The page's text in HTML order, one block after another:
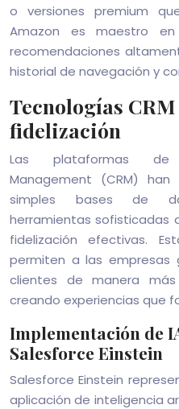
o versiones premium
Amazon es maestro
recomendaciones
historial de navegación y
Tecnologías
fidelización
Las plataformas de
Management (CRM)
simples bases de
herramientas sofisticadas
fidelización efectivas.
permiten a las empresas
clientes de manera
creando experiencias que
Implementación de
Salesforce Einstein
Salesforce Einstein
aplicación de inteligencia